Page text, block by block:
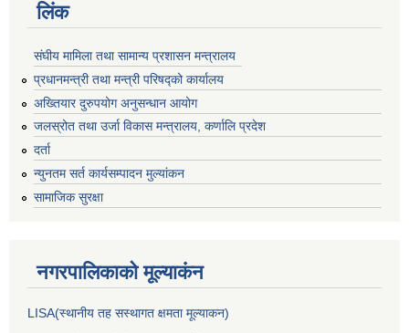
लिंक
संघीय मामिला तथा सामान्य प्रशासन मन्त्रालय
प्रधानमन्त्री तथा मन्त्री परिषद्को कार्यालय
अख्तियार दुरुपयोग अनुसन्धान आयोग
जलस्रोत तथा उर्जा विकास मन्त्रालय, कर्णालि प्रदेश
दर्ता
न्युनतम सर्त कार्यसम्पादन मुल्यांकन
सामाजिक सुरक्षा
नगरपालिकाकाे मूल्याकंन
LISA(स्थानीय तह सस्थागत क्षमता मूल्याक‌न)